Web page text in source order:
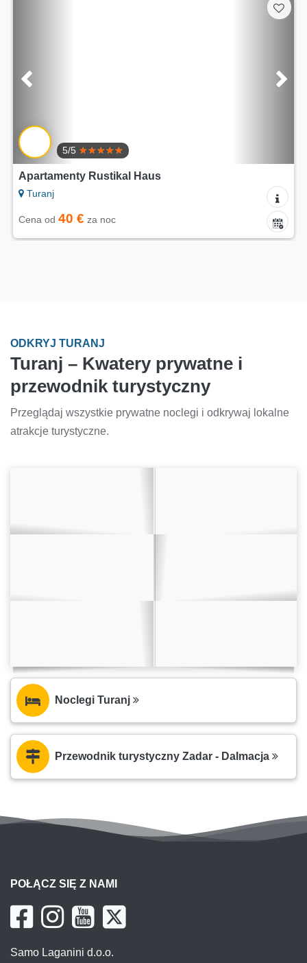
5/5
Apartamenty Rustikal Haus
Turanj
Cena od 40 € za noc
ODKRYJ TURANJ
Turanj – Kwatery prywatne i
przewodnik turystyczny
Przeglądaj wszystkie prywatne noclegi i odkrywaj lokalne
atrakcje turystyczne.
Noclegi Turanj
Przewodnik turystyczny Zadar - Dalmacja
POŁĄCZ SIĘ Z NAMI
Samo Laganini d.o.o.